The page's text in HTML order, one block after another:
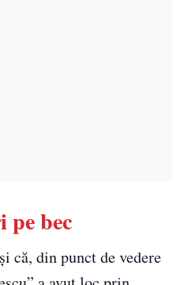
pe bec
că, din punct de vedere